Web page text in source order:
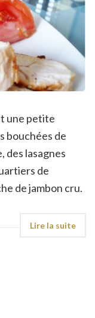
une petite
bouchées de
des lasagnes
de
de jambon cru.